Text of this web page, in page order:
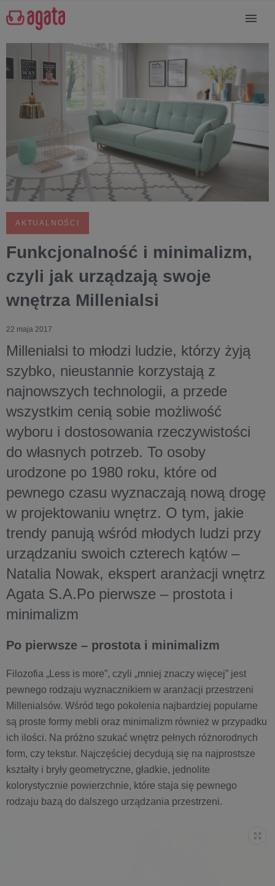
AKTUALNOŚCI
Funkcjonalność i minimalizm,
czyli jak urządzają swoje
wnętrza Millenialsi
22 maja 2017
Millenialsi to młodzi ludzie, którzy żyją
szybko, nieustannie korzystają z
najnowszych technologii, a przede
wszystkim cenią sobie możliwość
wyboru i dostosowania rzeczywistości
do własnych potrzeb. To osoby
urodzone po 1980 roku, które od
pewnego czasu wyznaczają nową drogę
w projektowaniu wnętrz. O tym, jakie
trendy panują wśród młodych ludzi przy
urządzaniu swoich czterech kątów –
Natalia Nowak, ekspert aranżacji wnętrz
Agata S.A.Po pierwsze – prostota i
minimalizm
Po pierwsze – prostota i minimalizm
Filozofia „Less is more”, czyli „mniej znaczy więcej” jest
pewnego rodzaju wyznacznikiem w aranżacji przestrzeni
Millenialsów. Wśród tego pokolenia najbardziej popularne
są proste formy mebli oraz minimalizm również w przypadku
ich ilości. Na próżno szukać wnętrz pełnych różnorodnych
form, czy tekstur. Najczęściej decydują się na najprostsze
kształty i bryły geometryczne, gładkie, jednolite
kolorystycznie powierzchnie, które staja się pewnego
rodzaju bazą do dalszego urządzania przestrzeni.